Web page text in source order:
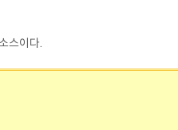
스이다.